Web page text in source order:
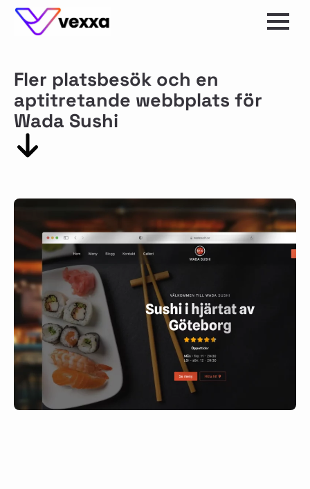
Fler platsbesök och en
aptitretande webbplats för
Wada Sushi